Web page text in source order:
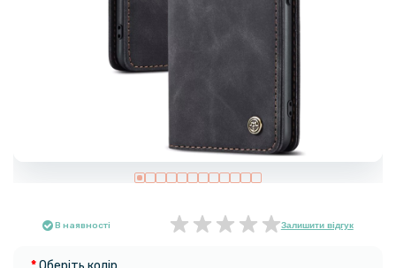
В наявності Залишити відгук